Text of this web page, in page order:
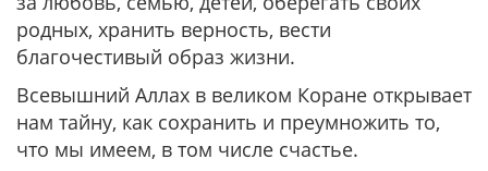
родных, хранить верность, вести
благочестивый образ жизни.
Всевышний Аллах в великом Коране открывает
нам тайну, как сохранить и преумножить то,
что мы имеем, в том числе счастье.